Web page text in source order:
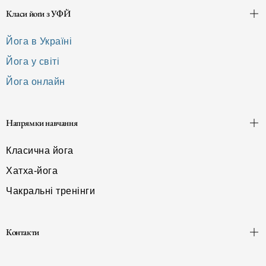
Класи йоґи з УФЙ
Йога в Україні
Йога у світі
Йога онлайн
Напрямки навчання
Класична йога
Хатха-йога
Чакральні тренінги
Контакти